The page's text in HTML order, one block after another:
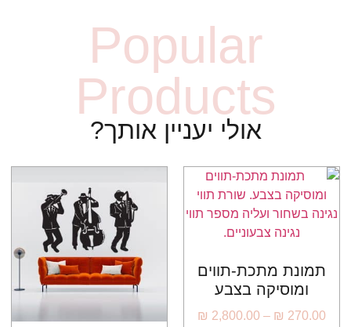
Popular
Products
אולי יעניין אותך?
תמונת מתכת-תווים
ומוסיקה בצבע
₪ 270.00
–
₪ 2,800.00